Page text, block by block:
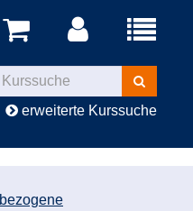
Menü
Kurse
suchen
erweiterte Kurssuche